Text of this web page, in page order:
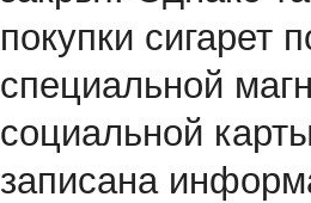
покупки сигарет
специальной
социальной
записана